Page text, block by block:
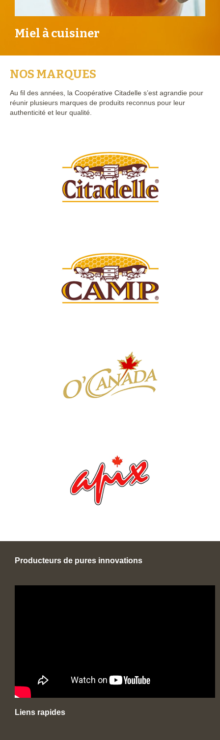
Miel à cuisiner
NOS MARQUES
Au fil des années, la Coopérative Citadelle s’est agrandie pour
réunir plusieurs marques de produits reconnus pour leur
authenticité et leur qualité.
Producteurs de pures innovations
Liens rapides